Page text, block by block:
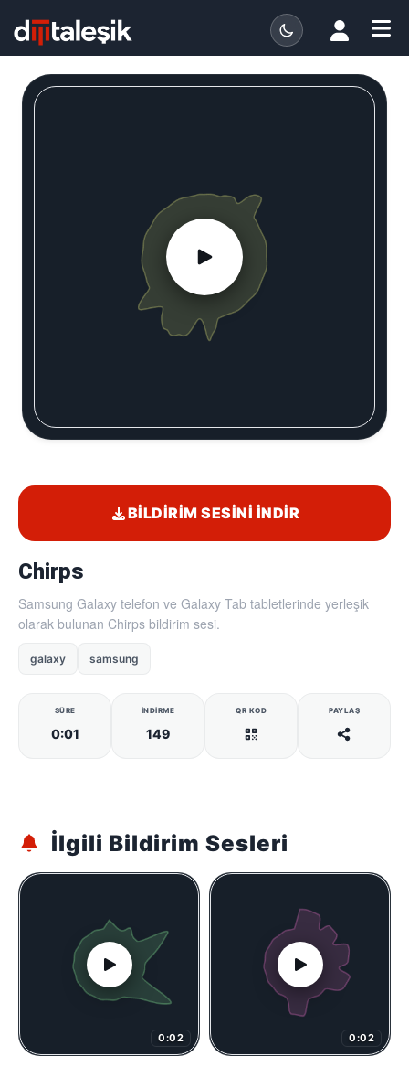
Chirps
Samsung Galaxy telefon ve Galaxy Tab tabletlerinde yerleşik
olarak bulunan Chirps bildirim sesi.
galaxy samsung
SÜRE
0:01
İNDIRME
149
QR KOD PAYLAŞ
BILDIRIM SESINI İNDIR
İlgili Bildirim Sesleri
0:02 0:02